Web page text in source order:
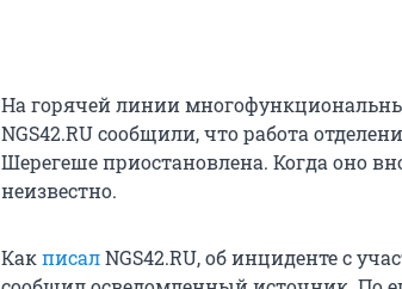
На горячей линии
NGS42.RU сообщили, что работа
Шерегеше приостановлена. Когда оно
неизвестно.
КакписалNGS42.RU, об инциденте с